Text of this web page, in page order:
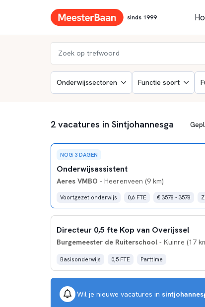
sinds 1999
Onderwijssectoren Functie soort
2 vacatures in Sintjohannesga
NOG 3 DAGEN
Onderwijsassistent
Aeres VMBO - Heerenveen (9 km)
Voortgezet onderwijs 0,6 FTE € 3578 - 3578
Directeur 0,5 fte Kop van Overijssel
Burgemeester de Ruiterschool- Kuinre (17
Basisonderwijs 0,5 FTE Parttime
Wil je nieuwe vacatures in